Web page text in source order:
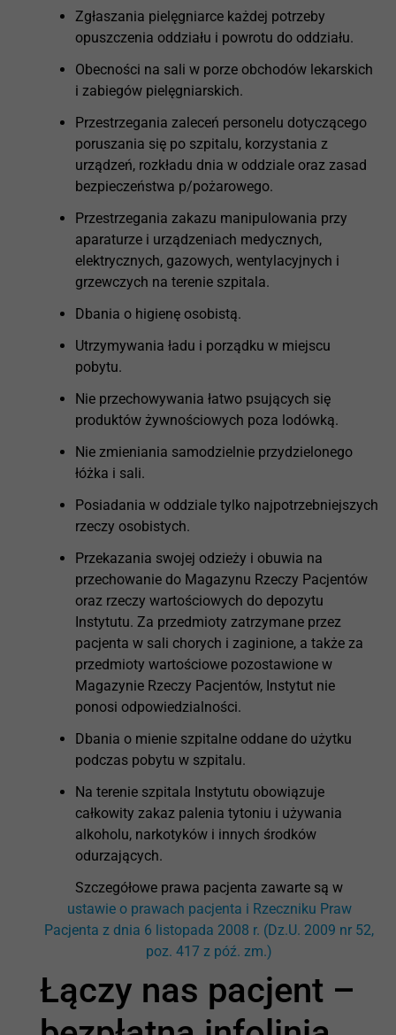
Zgłaszania pielęgniarce każdej potrzeby
opuszczenia oddziału i powrotu do oddziału.
Obecności na sali w porze obchodów lekarskich
i zabiegów pielęgniarskich.
Przestrzegania zaleceń personelu dotyczącego
poruszania się po szpitalu, korzystania z
urządzeń, rozkładu dnia w oddziale oraz zasad
bezpieczeństwa p/pożarowego.
Przestrzegania zakazu manipulowania przy
aparaturze i urządzeniach medycznych,
elektrycznych, gazowych, wentylacyjnych i
grzewczych na terenie szpitala.
Dbania o higienę osobistą.
Utrzymywania ładu i porządku w miejscu
pobytu.
Nie przechowywania łatwo psujących się
produktów żywnościowych poza lodówką.
Nie zmieniania samodzielnie przydzielonego
łóżka i sali.
Posiadania w oddziale tylko najpotrzebniejszych
rzeczy osobistych.
Przekazania swojej odzieży i obuwia na
przechowanie do Magazynu Rzeczy Pacjentów
oraz rzeczy wartościowych do depozytu
Instytutu. Za przedmioty zatrzymane przez
pacjenta w sali chorych i zaginione, a także za
przedmioty wartościowe pozostawione w
Magazynie Rzeczy Pacjentów, Instytut nie
ponosi odpowiedzialności.
Dbania o mienie szpitalne oddane do użytku
podczas pobytu w szpitalu.
Na terenie szpitala Instytutu obowiązuje
całkowity zakaz palenia tytoniu i używania
alkoholu, narkotyków i innych środków
odurzających.
Szczegółowe prawa pacjenta zawarte są w
ustawie o prawach pacjenta i Rzeczniku Praw
Pacjenta z dnia 6 listopada 2008 r. (Dz.U. 2009 nr 52,
poz. 417 z póź. zm.)
Łączy nas pacjent –